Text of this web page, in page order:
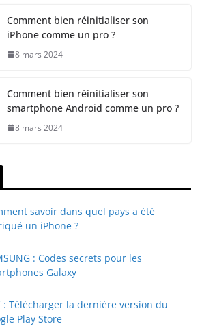
Comment bien réinitialiser son
iPhone comme un pro ?
8 mars 2024
Comment bien réinitialiser son
smartphone Android comme un pro ?
8 mars 2024
savoir dans quel pays a été
un iPhone ?
: Codes secrets pour les
Galaxy
: Télécharger la dernière version du
Play Store